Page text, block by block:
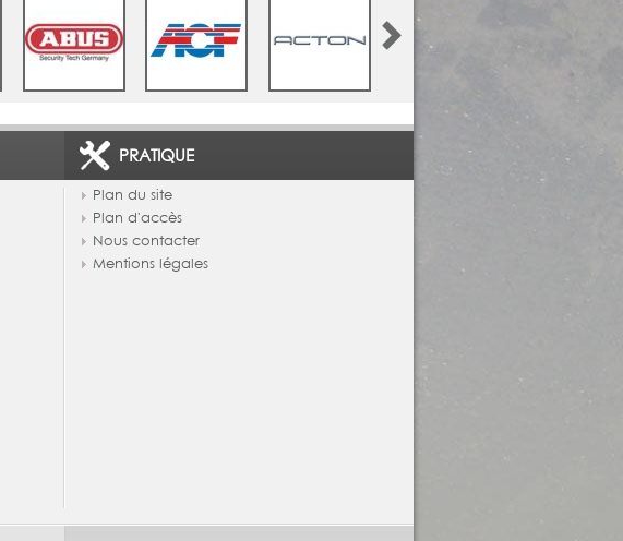
PRATIQUE
Plan du site
Plan d'accès
Nous contacter
Mentions légales